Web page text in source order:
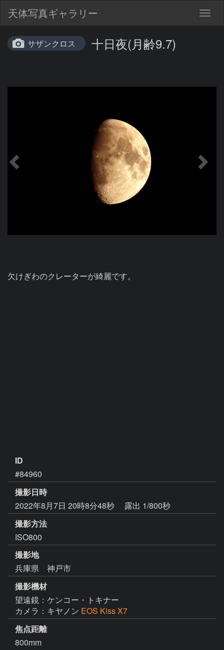
天体写真ギャラリー
サザンクロス 十日夜(月齢9.7)
欠けぎわのクレーターが綺麗です。
ID
#84960
撮影日時
2022年8月7日 20時8分48秒
露出 1/800秒
撮影方法
ISO800
撮影地
兵庫県 神戸市
撮影機材
望遠鏡：ケンコー・トキナー
カメラ：キヤノン EOS Kiss X7
焦点距離
800mm